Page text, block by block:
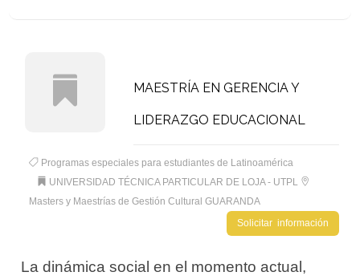
MAESTRÍA EN GERENCIA Y
LIDERAZGO EDUCACIONAL
Programas especiales para estudiantes de Latinoamérica
UNIVERSIDAD TÉCNICA PARTICULAR DE LOJA - UTPL
Masters y Maestrías de Gestión Cultural GUARANDA
Solicitar información
La dinámica social en el momento actual,